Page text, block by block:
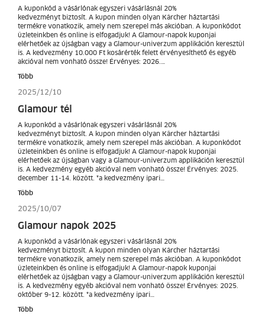
A kuponkód a vásárlónak egyszeri vásárlásnál 20%
kedvezményt biztosít. A kupon minden olyan Kärcher háztartási
termékre vonatkozik, amely nem szerepel más akcióban. A kuponkódot
üzleteinkben és online is elfogadjuk! A Glamour-napok kuponjai
elérhetőek az újságban vagy a Glamour-univerzum applikáción keresztül
is. A kedvezmény 10.000 Ft kosárérték felett érvényesíthető és egyéb
akcióval nem vonható össze! Érvényes: 2026.…
Több
2025/12/10
Glamour tél
A kuponkód a vásárlónak egyszeri vásárlásnál 20%
kedvezményt biztosít. A kupon minden olyan Kärcher háztartási
termékre vonatkozik, amely nem szerepel más akcióban. A kuponkódot
üzleteinkben és online is elfogadjuk! A Glamour-napok kuponjai
elérhetőek az újságban vagy a Glamour-univerzum applikáción keresztül
is. A kedvezmény egyéb akcióval nem vonható össze! Érvényes: 2025.
december 11-14. között. *a kedvezmény ipari…
Több
2025/10/07
Glamour napok 2025
A kuponkód a vásárlónak egyszeri vásárlásnál 20%
kedvezményt biztosít. A kupon minden olyan Kärcher háztartási
termékre vonatkozik, amely nem szerepel más akcióban. A kuponkódot
üzleteinkben és online is elfogadjuk! A Glamour-napok kuponjai
elérhetőek az újságban vagy a Glamour-univerzum applikáción keresztül
is. A kedvezmény egyéb akcióval nem vonható össze! Érvényes: 2025.
október 9-12. között. *a kedvezmény ipari…
Több